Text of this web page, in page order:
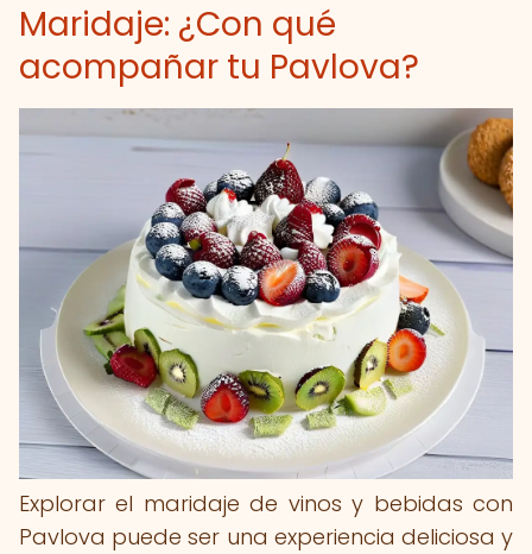
Maridaje: ¿Con qué
acompañar tu Pavlova?
Explorar el maridaje de vinos y bebidas con
Pavlova puede ser una experiencia deliciosa y